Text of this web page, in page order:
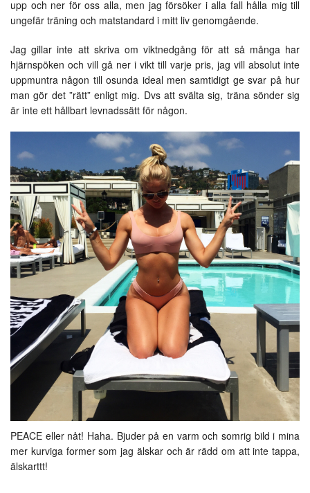
upp och ner för oss alla, men jag försöker i alla fall hålla mig till
ungefär träning och matstandard i mitt liv genomgående.
Jag gillar inte att skriva om viktnedgång för att så många har
hjärnspöken och vill gå ner i vikt till varje pris, jag vill absolut inte
uppmuntra någon till osunda ideal men samtidigt ge svar på hur
man gör det ”rätt” enligt mig. Dvs att svälta sig, träna sönder sig
är inte ett hållbart levnadssätt för någon.
PEACE eller nåt! Haha. Bjuder på en varm och somrig bild i mina
mer kurviga former som jag älskar och är rädd om att inte tappa,
älskarttt!